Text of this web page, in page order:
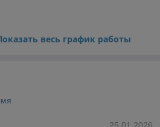
весь график работы